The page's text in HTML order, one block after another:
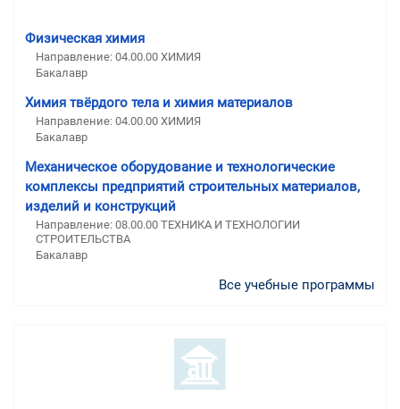
Физическая химия
Направление: 04.00.00 ХИМИЯ
Бакалавр
Химия твёрдого тела и химия материалов
Направление: 04.00.00 ХИМИЯ
Бакалавр
Механическое оборудование и технологические
комплексы предприятий строительных материалов,
изделий и конструкций
Направление: 08.00.00 ТЕХНИКА И ТЕХНОЛОГИИ
СТРОИТЕЛЬСТВА
Бакалавр
Все учебные программы